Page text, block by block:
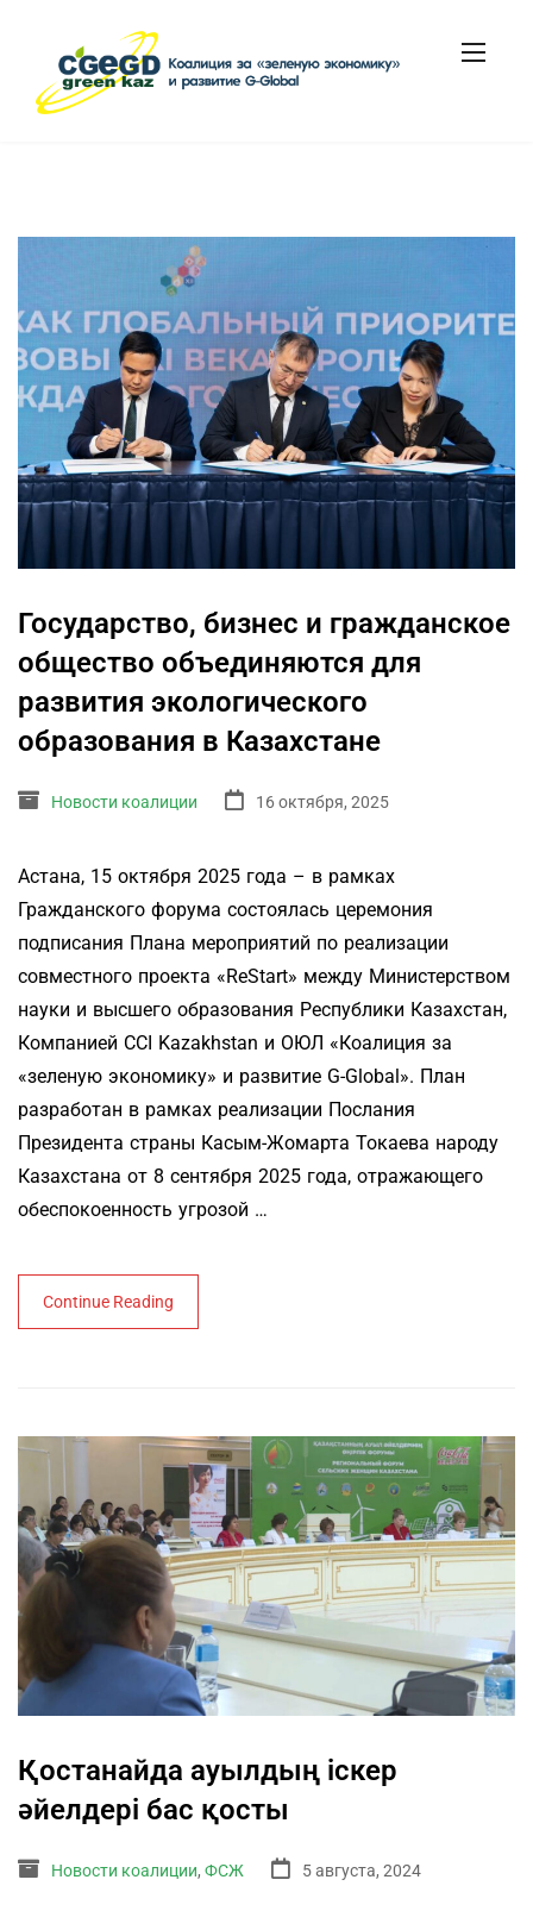
Государство, бизнес и гражданское
общество объединяются для
развития экологического
образования в Казахстане
Новости коалиции 16 октября, 2025
Астана, 15 октября 2025 года – в рамках
Гражданского форума состоялась церемония
подписания Плана мероприятий по реализации
совместного проекта «ReStart» между Министерством
науки и высшего образования Республики Казахстан,
Компанией CCI Kazakhstan и ОЮЛ «Коалиция за
«зеленую экономику» и развитие G-Global». План
разработан в рамках реализации Послания
Президента страны Касым-Жомарта Токаева народу
Казахстана от 8 сентября 2025 года, отражающего
обеспокоенность угрозой …
Continue Reading
Қостанайда ауылдың іскер
әйелдері бас қосты
Новости коалиции, ФСЖ 5 августа, 2024